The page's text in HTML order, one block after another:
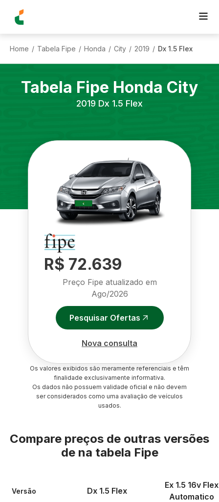
Home / Tabela Fipe / Honda / City / 2019 / Dx 1.5 Flex
Tabela Fipe Honda City
2019 Dx 1.5 Flex
R$ 72.639
Preço Fipe atualizado em
Ago/2026
Pesquisar Ofertas
Nova consulta
Os valores exibidos são meramente referenciais e têm
finalidade exclusivamente informativa.
Os dados não possuem validade oficial e não devem
ser considerados como uma avaliação de veículos
usados.
Compare preços de outras versões
de na tabela Fipe
Versão Dx 1.5 Flex
Ex 1.5 16v Flex
Automatico